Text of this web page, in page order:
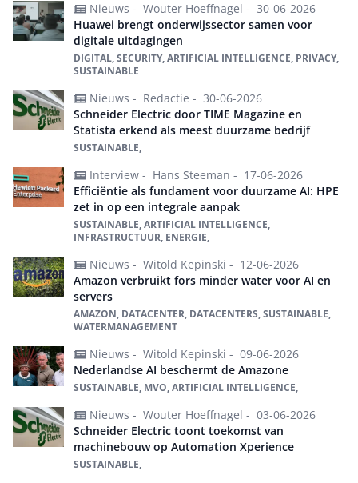
Nieuws - Wouter Hoeffnagel - 30-06-2026
Huawei brengt onderwijssector samen voor
digitale uitdagingen
DIGITAL, SECURITY, ARTIFICIAL INTELLIGENCE, PRIVACY,
SUSTAINABLE
Nieuws - Redactie - 30-06-2026
Schneider Electric door TIME Magazine en
Statista erkend als meest duurzame bedrijf
SUSTAINABLE,
Interview - Hans Steeman - 17-06-2026
Efficiëntie als fundament voor duurzame AI: HPE
zet in op een integrale aanpak
SUSTAINABLE, ARTIFICIAL INTELLIGENCE,
INFRASTRUCTUUR, ENERGIE,
Nieuws - Witold Kepinski - 12-06-2026
Amazon verbruikt fors minder water voor AI en
servers
AMAZON, DATACENTER, DATACENTERS, SUSTAINABLE,
WATERMANAGEMENT
Nieuws - Witold Kepinski - 09-06-2026
Nederlandse AI beschermt de Amazone
SUSTAINABLE, MVO, ARTIFICIAL INTELLIGENCE,
Nieuws - Wouter Hoeffnagel - 03-06-2026
Schneider Electric toont toekomst van
machinebouw op Automation Xperience
SUSTAINABLE,